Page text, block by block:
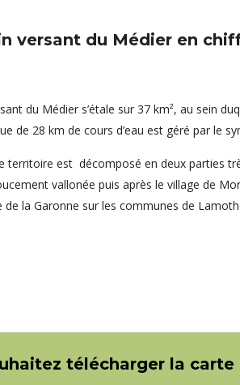
versant du Médier en
du Médier s’étale sur 37 km², au sein
de 28 km de cours d’eau est géré par le
territoire est décomposé en deux parties
vallonée puis après le village de
de la Garonne sur les communes de
télécharger la